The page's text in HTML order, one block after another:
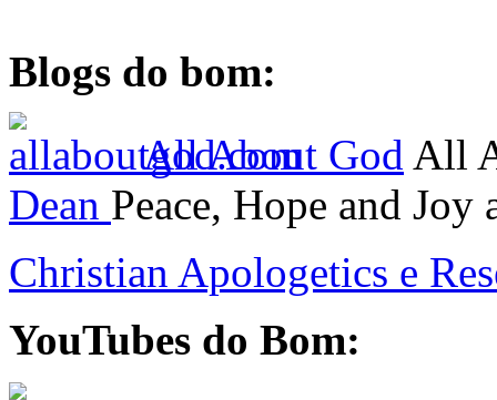
Blogs do bom:
All About God All
Dean Peace, Hope and
Christian Apologetics e
YouTubes do Bom: